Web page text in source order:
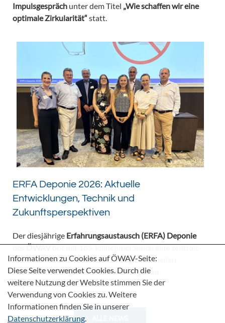
Impulsgespräch unter dem Titel „Wie schaffen wir eine
optimale Zirkularität“statt.
ERFA Deponie 2026: Aktuelle
Entwicklungen, Technik und
Zukunftsperspektiven
Der diesjährige Erfahrungsaustausch (ERFA) Deponie
desÖWAVbot mit 165 Teilnehmer:innen eine zentrale
Plattform für den fachlichen Dialog zu aktuellen
Herausforderungen und Entwicklungen im
Deponiebereich.
Informationen zu Cookies auf ÖWAV-Seite:
Diese Seite verwendet Cookies. Durch die
weitere Nutzung der Website stimmen Sie der
Verwendung von Cookies zu. Weitere
Informationen finden Sie in unserer
Datenschutzerklärung.